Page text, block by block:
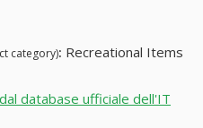
category): Recreational Items
database ufficiale dell'IT